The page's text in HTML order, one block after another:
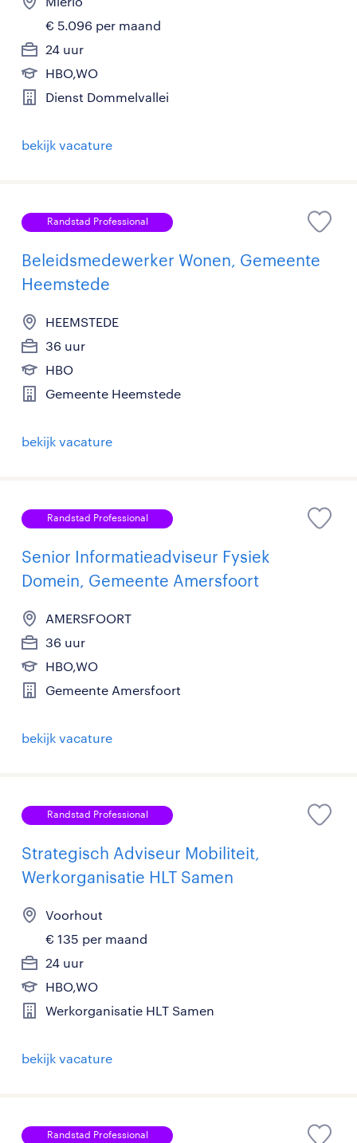
€ 5.096 per maand
24 uur
HBO,WO
Dienst Dommelvallei
bekijk vacature
Randstad Professional
Beleidsmedewerker Wonen, Gemeente
Heemstede
HEEMSTEDE
36 uur
HBO
Gemeente Heemstede
bekijk vacature
Randstad Professional
Senior Informatieadviseur Fysiek
Domein, Gemeente Amersfoort
AMERSFOORT
36 uur
HBO,WO
Gemeente Amersfoort
bekijk vacature
Randstad Professional
Strategisch Adviseur Mobiliteit,
Werkorganisatie HLT Samen
Voorhout
€ 135 per maand
24 uur
HBO,WO
Werkorganisatie HLT Samen
bekijk vacature
Randstad Professional